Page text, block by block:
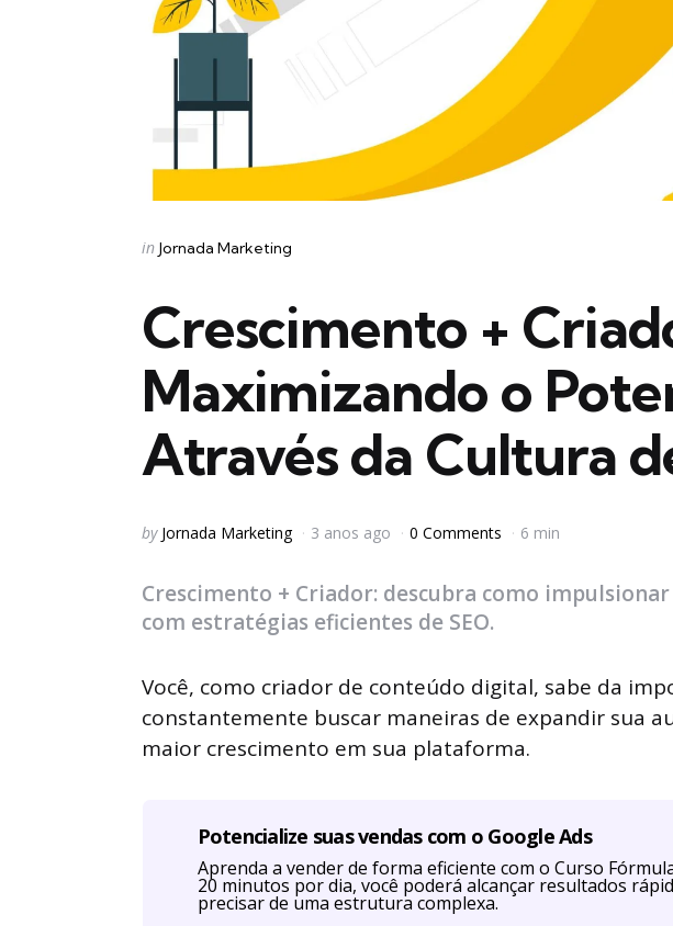
Categories
Posted
in Jornada Marketing
Crescimento +
Maximizando o
Através da Cultura
Posted
by Jornada Marketing 3 anos ago 0 Comments 6 min
Crescimento + Criador: descubra como impulsionar
com estratégias eficientes de SEO.
Você, como criador de conteúdo digital, sabe da
constantemente buscar maneiras de expandir sua
maior crescimento em sua plataforma.
Potencialize suas vendas com o Google Ads
Aprenda a vender de forma eficiente com o Curso
20 minutos por dia, você poderá alcançar resultados
precisar de uma estrutura complexa.